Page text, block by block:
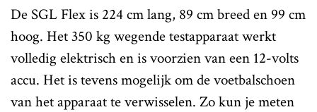
De SGL Flex is 224 cm lang, 89 cm breed en 99 cm
hoog. Het 350 kg wegende testapparaat werkt
volledig elektrisch en is voorzien van een 12-volts
accu. Het is tevens mogelijk om de voetbalschoen
van het apparaat te verwisselen. Zo kun je meten